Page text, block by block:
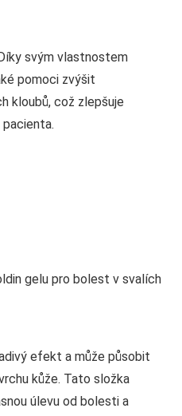
svým vlastnostem
pomoci zvýšit
kloubů, což zlepšuje
gelu pro bolest v svalích
efekt a může působit
kůže. Tato složka
úlevu od bolesti a